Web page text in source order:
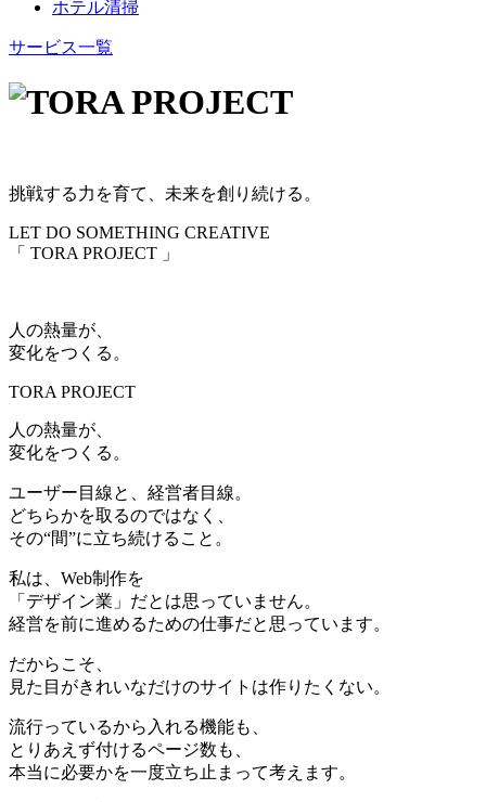
ホテル清掃
サービス一覧
挑戦する力を育て、未来を創り続ける。
LET DO SOMETHING CREATIVE
「 TORA PROJECT 」
人の熱量が、
変化をつくる。
TORA PROJECT
人の熱量が、
変化をつくる。
ユーザー目線と、経営者目線。
どちらかを取るのではなく、
その“間”に立ち続けること。
私は、Web制作を
「デザイン業」だとは思っていません。
経営を前に進めるための仕事だと思っています。
だからこそ、
見た目がきれいなだけのサイトは作りたくない。
流行っているから入れる機能も、
とりあえず付けるページ数も、
本当に必要かを一度立ち止まって考えます。